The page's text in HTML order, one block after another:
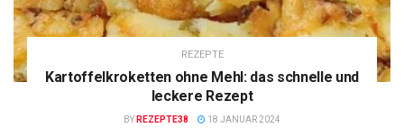
REZEPTE
Kartoffelkroketten ohne Mehl: das schnelle und
leckere Rezept
BY REZEPTE38 18 JANUAR 2024